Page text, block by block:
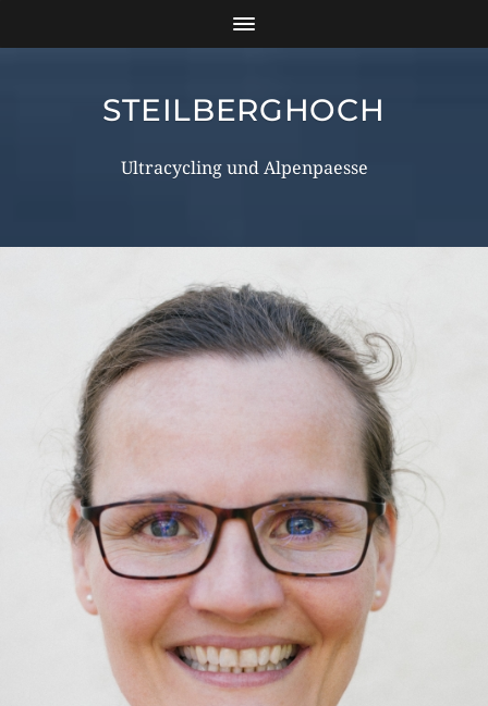
STEILBERGHOCH
Ultracycling und Alpenpaesse